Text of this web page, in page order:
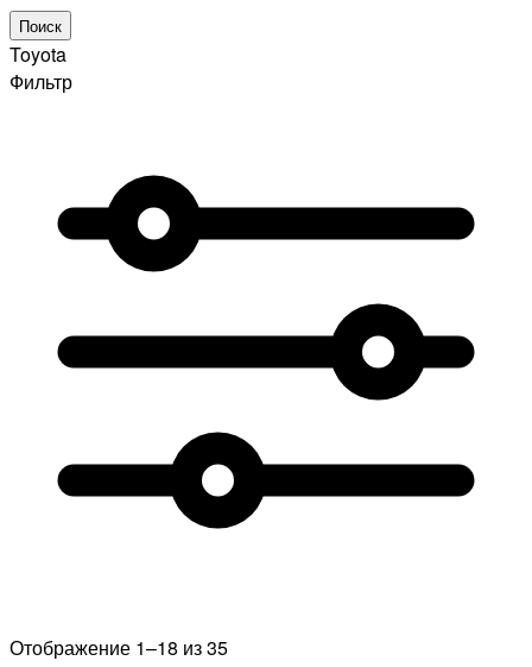
Поиск
Toyota
Фильтр
Отображение 1–18 из 35